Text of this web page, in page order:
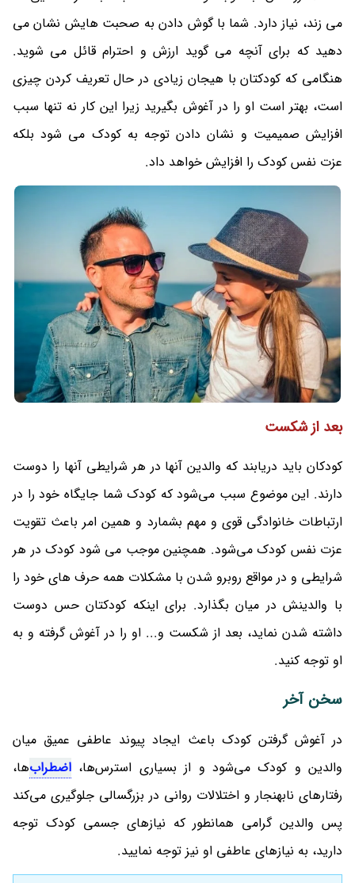
می زند، نیاز دارد. شما با گوش دادن به صحبت هایش نشان می
دهید که برای آنچه می گوید ارزش و احترام قائل می شوید.
هنگامی که کودکتان با هیجان زیادی در حال تعریف کردن چیزی
است، بهتر است او را در آغوش بگیرید زیرا این کار نه تنها سبب
افزایش صمیمیت و نشان دادن توجه به کودک می شود بلکه
عزت نفس کودک را افزایش خواهد داد.
بعد از شکست
کودکان باید دریابند که والدین آنها در هر شرایطی آنها را دوست
دارند. این موضوع سبب می‌شود که کودک شما جایگاه خود را در
ارتباطات خانوادگی قوی و مهم بشمارد و همین امر باعث تقویت
عزت نفس کودک می‌شود. همچنین موجب می شود کودک در هر
شرایطی و در مواقع روبرو شدن با مشکلات همه حرف های خود را
با والدینش در میان بگذارد. برای اینکه کودکتان حس دوست
داشته شدن نماید، بعد از شکست و... او را در آغوش گرفته و به
او توجه کنید.
سخن آخر
در آغوش گرفتن کودک باعث ایجاد پیوند عاطفی عمیق میان
والدین و کودک می‌شود و از بسیاری استرس‌ها، اضطراب‌ها،
رفتارهای نابهنجار و اختلالات روانی در بزرگسالی جلوگیری می‌کند
پس والدین گرامی همانطور که نیازهای جسمی کودک توجه
دارید، به نیازهای عاطفی او نیز توجه نمایید.